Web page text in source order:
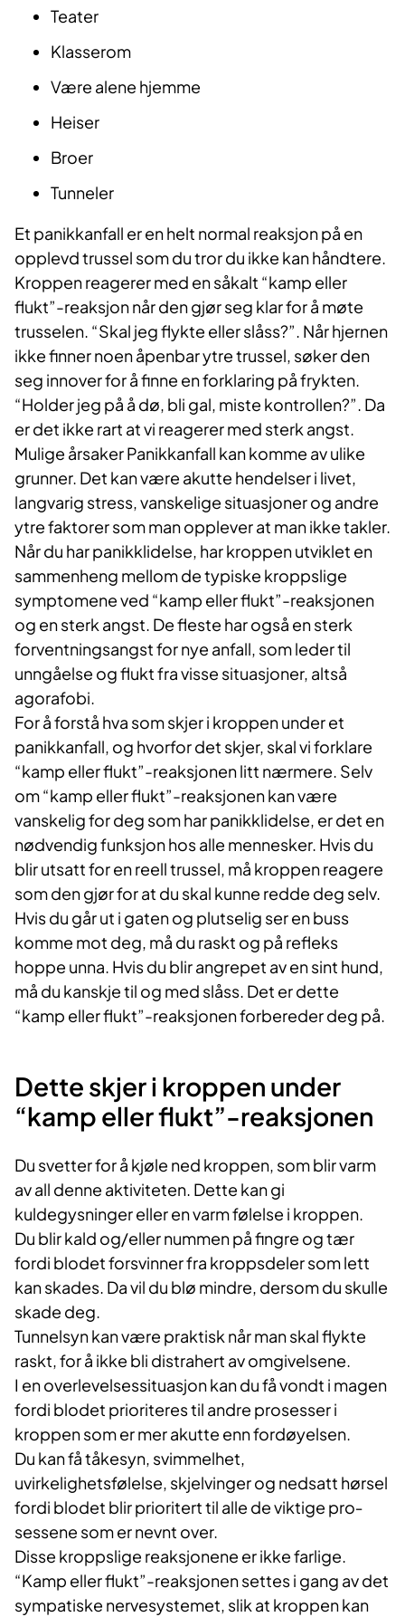
Teater
Klasserom
Være alene hjemme
Heiser
Broer
Tunneler
Et panikkanfall er en helt normal reaksjon på en
opplevd trussel som du tror du ikke kan håndtere.
Kroppen reagerer med en såkalt “kamp eller
flukt”-reaksjon når den gjør seg klar for å møte
trusselen. “Skal jeg flykte eller slåss?”. Når hjernen
ikke finner noen åpenbar ytre trussel, søker den
seg innover for å finne en forklaring på frykten.
“Holder jeg på å dø, bli gal, miste kontrollen?”. Da
er det ikke rart at vi reagerer med sterk angst.
Mulige årsaker Panikkanfall kan komme av ulike
grunner. Det kan være akutte hendelser i livet,
langvarig stress, vanskelige situasjoner og andre
ytre faktorer som man opplever at man ikke takler.
Når du har panikklidelse, har kroppen utviklet en
sammenheng mellom de typiske kroppslige
symptomene ved “kamp eller flukt”-reaksjonen
og en sterk angst. De fleste har også en sterk
forventningsangst for nye anfall, som leder til
unngåelse og flukt fra visse situasjoner, altså
agorafobi.
For å forstå hva som skjer i kroppen under et
panikkanfall, og hvorfor det skjer, skal vi for­klare
“kamp eller flukt”-reaksjonen litt nærmere. Selv
om “kamp eller flukt”-reaksjonen kan være
vanskelig for deg som har panikklidelse, er det en
nødvendig funksjon hos alle mennesker. Hvis du
blir utsatt for en reell trussel, må kroppen reagere
som den gjør for at du skal kunne redde deg selv.
Hvis du går ut i gaten og plutselig ser en buss
komme mot deg, må du raskt og på refleks
hoppe unna. Hvis du blir angrepet av en sint hund,
må du kanskje til og med slåss. Det er dette
“kamp eller flukt”-reaksjonen forbereder deg på.
Dette skjer i kroppen under
“kamp eller flukt”-reaksjonen
Du svetter for å kjøle ned kroppen, som blir varm
av all denne aktiviteten. Dette kan gi
kuldegysninger eller en varm følelse i kroppen.
Du blir kald og/eller nummen på fingre og tær
fordi blodet for­svinner fra kroppsdeler som lett
kan skades. Da vil du blø mindre, dersom du skulle
skade deg.
Tunnelsyn kan være praktisk når man skal flykte
raskt, for å ikke bli distrahert av omgivelsene.
I en overlevelsessituasjon kan du få vondt i magen
fordi blodet prioriteres til andre prosesser i
kroppen som er mer akutte enn fordøyelsen.
Du kan få tåkesyn, svimmelhet,
uvirkelighetsfølelse, skjelvinger og nedsatt hørsel
fordi blodet blir prioritert til alle de viktige pro­
sessene som er nevnt over.
Disse kroppslige reaksjonene er ikke farlige.
“Kamp eller flukt”-reaksjonen settes i gang av det
sympatiske nervesystemet, slik at kroppen kan